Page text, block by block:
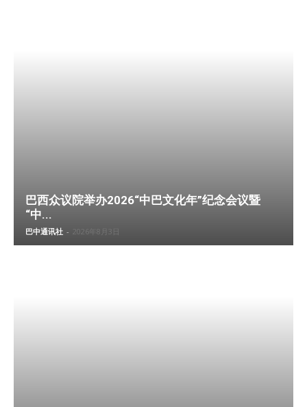
巴西众议院举办2026“中巴文化年”纪念会议暨
“中...
巴中通讯社 - 2026年8月3日